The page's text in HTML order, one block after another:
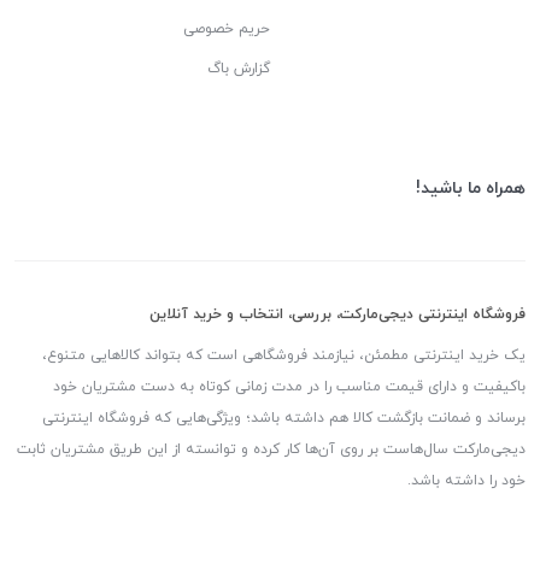
حریم خصوصی
گزارش باگ
همراه ما باشید!
فروشگاه اینترنتی دیجی‌مارکت، بررسی، انتخاب و خرید آنلاین
یک خرید اینترنتی مطمئن، نیازمند فروشگاهی است که بتواند کالاهایی متنوع،
باکیفیت و دارای قیمت مناسب را در مدت زمانی کوتاه به دست مشتریان خود
برساند و ضمانت بازگشت کالا هم داشته باشد؛ ویژگی‌هایی که فروشگاه اینترنتی
دیجی‌مارکت سال‌هاست بر روی آن‌ها کار کرده و توانسته از این طریق مشتریان ثابت
خود را داشته باشد.